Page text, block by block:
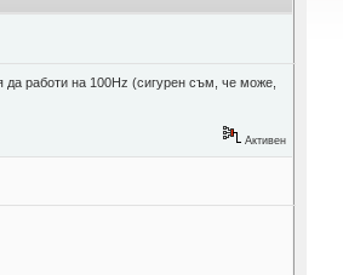
работи на 100Hz (сигурен съм, че може,
Активен